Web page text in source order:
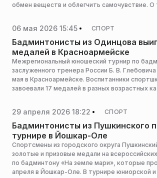
обмен веществ и облегчить самочувствие. О
Fitness Артем Опальницкий.
06 мая 2026 15:45 СПОРТ
Бадминтонисты из Одинцова
медалей в Красноармейске
Межрегиональный юношеский турнир по
заслуженного тренера России Б. В.
мая в Красноармейске. Воспитанники
завоевали 17 медалей в разных возрастных
29 апреля 2026 18:22 СПОРТ
Бадминтонисты из Пушкинского
турнире в Йошкар-Оле
Спортсмены из городского округа
золотые и призовые медали на
по бадминтону «На земле мари», которые
апреля в Йошкар-Оле. В турнире юниорской